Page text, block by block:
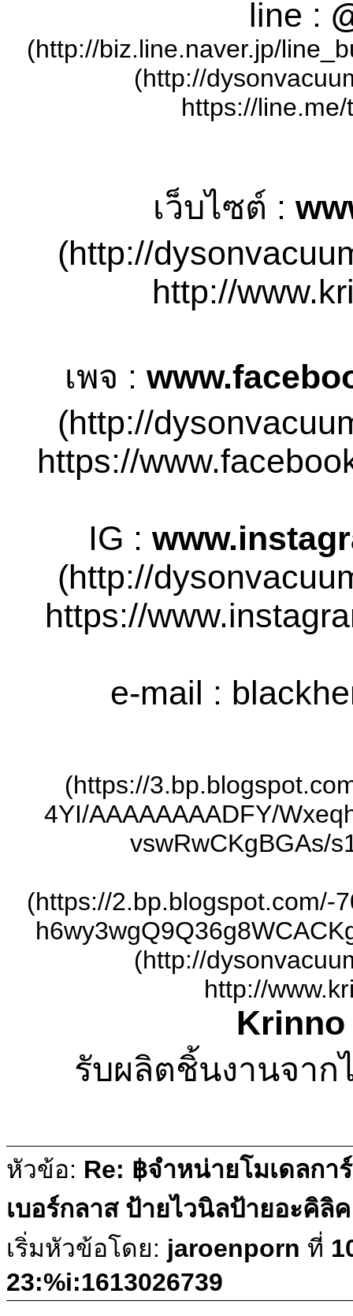
line :
(http://biz.line.naver.jp/
(http://
https://
เว็บไซต์ :
(http://
http://
เพจ :
(http://
https://
IG :
(http://
https://
e-mail :
(https://
4YI/AAAAAAAADFY/
vswRwCKgBGAs/
(https://2.bp.blogspot.com/-
(http://
http://
Krinno
รับผลิตชิ้นงานจาก
หัวข้อ: Re: ฿จำหน่ายโมเดลก
เบอร์กลาส ป้ายไวนิลป้ายอะคิลิ
เริ่มหัวข้อโดย: jaroenporn ที่
23:%i:1613026739